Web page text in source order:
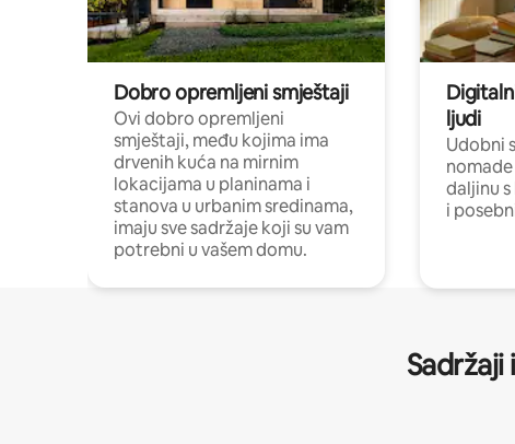
Dobro opremljeni smještaji
Ovi dobro opremljeni
smještaji, među kojima ima
drvenih kuća na mirnim
lokacijama u planinama i
stanova u urbanim sredinama,
imaju sve sadržaje koji su vam
potrebni u vašem domu.
ljudi
Udobni
daljinu
i